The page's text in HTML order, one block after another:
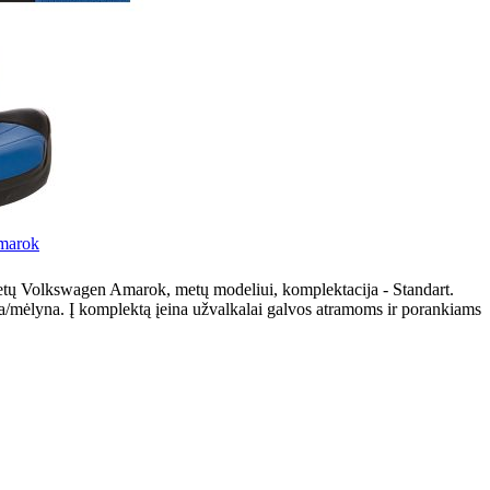
Volkswagen Amarok, metų modeliui, komplektacija - Standart.
mėlyna. Į komplektą įeina užvalkalai galvos atramoms ir porankiams